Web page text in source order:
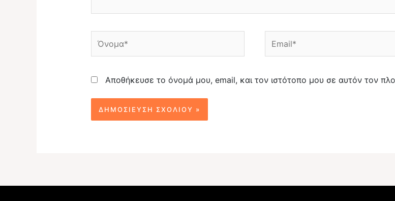
Αποθήκευσε το όνομά μου, email, και τον ιστότοπο μου σε αυτόν τον